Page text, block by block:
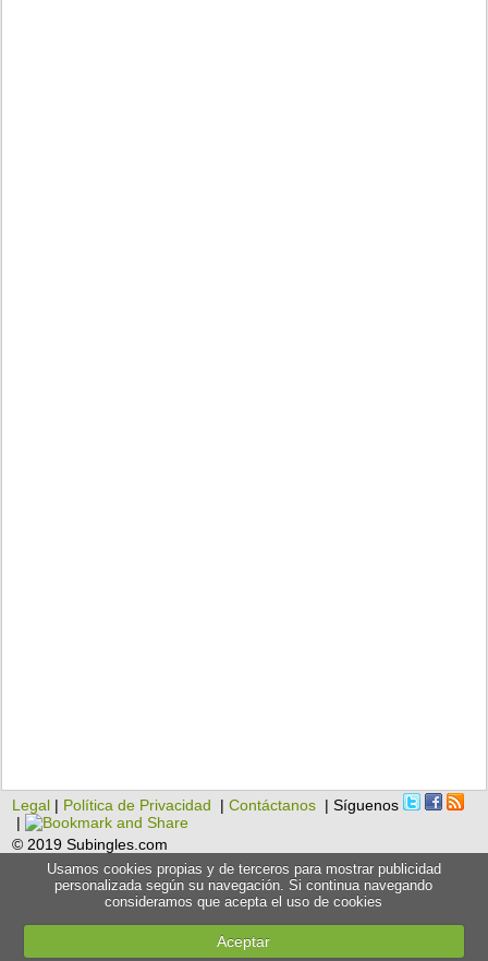
Legal | Política de Privacidad |Contáctanos | Síguenos
|
© 2019 Subingles.com
Usamos cookies propias y de terceros para mostrar publicidad
personalizada según su navegación. Si continua navegando
consideramos que acepta el uso de cookies
Aceptar